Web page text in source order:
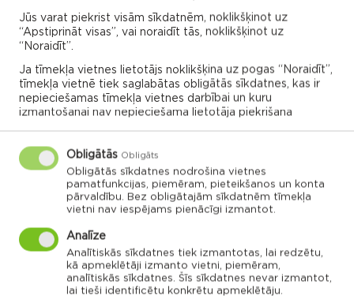
Rēzeknes novada karte
Noklikšķini uz pagasta vai apvienības kartes, lai
izpētītu vairāk
APVIENĪBU PĀRVALDES
pārvalde
Jūs varat piekrist visām sīkdatnēm, noklikšķinot uz
“Apstiprināt visas”, vai noraidīt tās, noklikšķinot uz
“Noraidīt”.
Ja tīmekļa vietnes lietotājs noklikšķina uz pogas “Noraidīt”,
tīmekļa vietnē tiek saglabātas obligātās sīkdatnes, kas ir
nepieciešamas tīmekļa vietnes darbībai un kuru
izmantošanai nav nepieciešama lietotāja piekrišana
Obligātās Obligāts
Obligātās sīkdatnes nodrošina vietnes
pamatfunkcijas, piemēram, pieteikšanos un konta
pārvaldību. Bez obligātajām sīkdatnēm tīmekļa
vietni nav iespējams pienācīgi izmantot.
Analīze
Analītiskās sīkdatnes tiek izmantotas, lai redzētu,
kā apmeklētāji izmanto vietni, piemēram,
analītiskās sīkdatnes. Šīs sīkdatnes nevar izmantot,
lai tieši identificētu konkrētu apmeklētāju.